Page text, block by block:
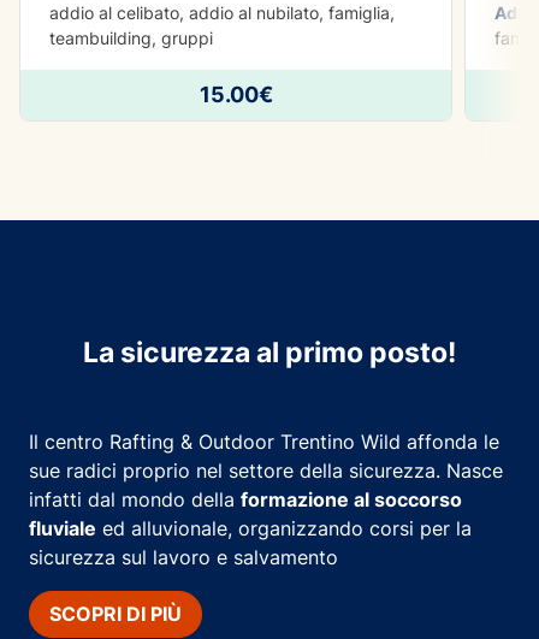
addio al celibato, addio al nubilato, famiglia,
teambuilding, gruppi
15.00€
La sicurezza al primo posto!
Il centro Rafting & Outdoor Trentino Wild affonda le
sue radici proprio nel settore della sicurezza. Nasce
infatti dal mondo della formazione al soccorso
fluviale ed alluvionale, organizzando corsi per la
sicurezza sul lavoro e salvamento
SCOPRI DI PIÙ